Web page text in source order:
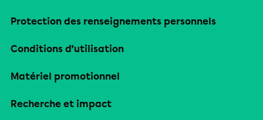
Protection des renseignements personnels
Conditions d’utilisation
Matériel promotionnel
Recherche et impact